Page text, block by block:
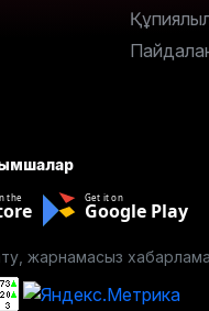
the Get it on
Google Play
жарнамасыз